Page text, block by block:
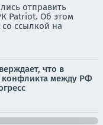
отправить
Patriot. Об этом
ссылкой на
что в
конфликта между РФ